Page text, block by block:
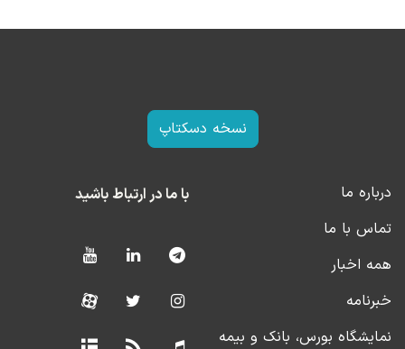
نسخه دسکتاپ
درباره ما
تماس با ما
همه اخبار
خبرنامه
نمایشگاه بورس، بانک و بیمه
با ما در ارتباط باشید